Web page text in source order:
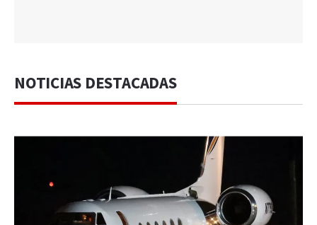
NOTICIAS DESTACADAS